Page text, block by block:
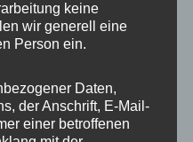
Kurt-Schumacher-Platz
,BER,Flughafen,Fraktion
,SPD
keine
wir generell eine
Person ein.
Daten,
der Anschrift, E-Mail-
einer betroffenen